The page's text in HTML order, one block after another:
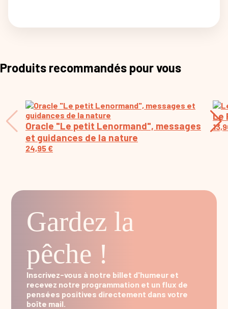
Produits recommandés pour vous
Oracle "Le petit Lenormand", messages
et guidances de la nature
24,95€
Le
Gardez la
pêche !
Inscrivez-vous à notre billet d'humeur et
recevez notre programmation et un flux de
pensées positives directement dans votre
boîte mail.